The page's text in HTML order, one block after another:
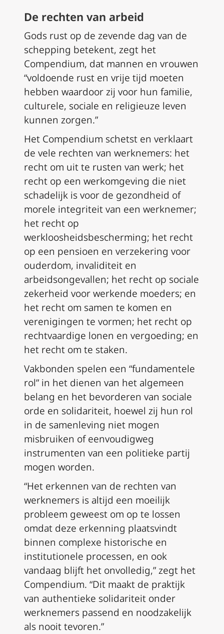
De rechten van arbeid
Gods rust op de zevende dag van de
schepping betekent, zegt het
Compendium, dat mannen en vrouwen
“voldoende rust en vrije tijd moeten
hebben waardoor zij voor hun familie,
culturele, sociale en religieuze leven
kunnen zorgen.”
Het Compendium schetst en verklaart
de vele rechten van werknemers: het
recht om uit te rusten van werk; het
recht op een werkomgeving die niet
schadelijk is voor de gezondheid of
morele integriteit van een werknemer;
het recht op
werkloosheidsbescherming; het recht
op een pensioen en verzekering voor
ouderdom, invaliditeit en
arbeidsongevallen; het recht op sociale
zekerheid voor werkende moeders; en
het recht om samen te komen en
verenigingen te vormen; het recht op
rechtvaardige lonen en vergoeding; en
het recht om te staken.
Vakbonden spelen een “fundamentele
rol” in het dienen van het algemeen
belang en het bevorderen van sociale
orde en solidariteit, hoewel zij hun rol
in de samenleving niet mogen
misbruiken of eenvoudigweg
instrumenten van een politieke partij
mogen worden.
“Het erkennen van de rechten van
werknemers is altijd een moeilijk
probleem geweest om op te lossen
omdat deze erkenning plaatsvindt
binnen complexe historische en
institutionele processen, en ook
vandaag blijft het onvolledig,” zegt het
Compendium. “Dit maakt de praktijk
van authentieke solidariteit onder
werknemers passend en noodzakelijk
als nooit tevoren.”